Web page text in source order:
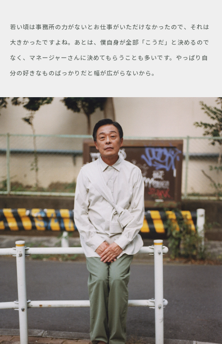
若い頃は事務所の力がないとお仕事がいただけなかったので、それは
大きかったですよね。あとは、僕自身が全部「こうだ」と決めるので
なく、マネージャーさんに決めてもらうことも多いです。やっぱり自
分の好きなものばっかりだと幅が広がらないから。